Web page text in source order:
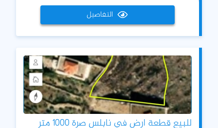
التفاصيل
للبيع قطعة ارض في نابلس صرة 1000 متر